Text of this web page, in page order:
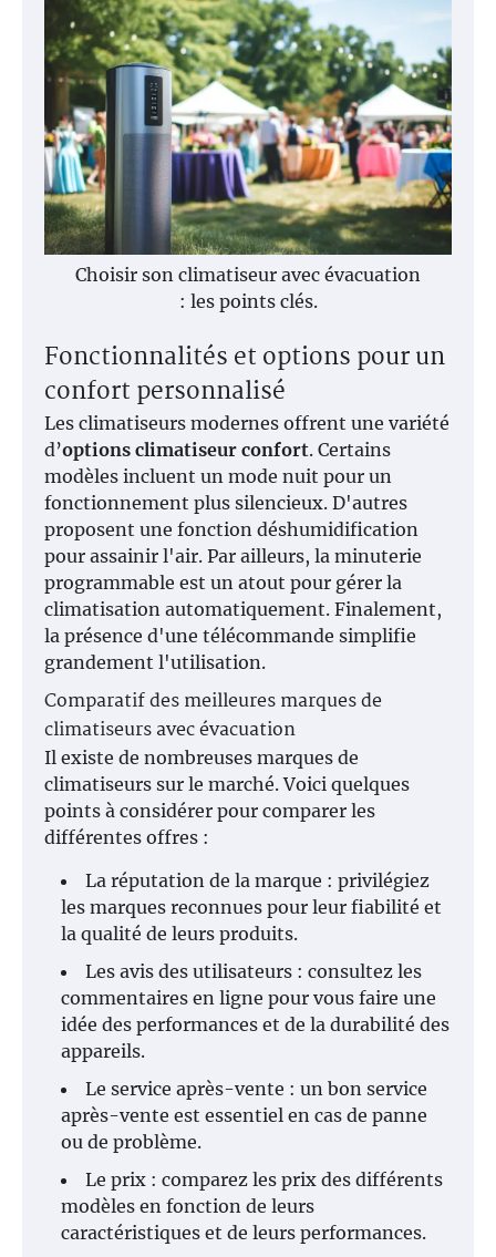
Choisir son climatiseur avec évacuation
: les points clés.
Fonctionnalités et options pour un
confort personnalisé
Les climatiseurs modernes offrent une variété
d’options climatiseur confort. Certains
modèles incluent un mode nuit pour un
fonctionnement plus silencieux. D'autres
proposent une fonction déshumidification
pour assainir l'air. Par ailleurs, la minuterie
programmable est un atout pour gérer la
climatisation automatiquement. Finalement,
la présence d'une télécommande simplifie
grandement l'utilisation.
Comparatif des meilleures marques de
climatiseurs avec évacuation
Il existe de nombreuses marques de
climatiseurs sur le marché. Voici quelques
points à considérer pour comparer les
différentes offres :
La réputation de la marque : privilégiez
les marques reconnues pour leur fiabilité et
la qualité de leurs produits.
Les avis des utilisateurs : consultez les
commentaires en ligne pour vous faire une
idée des performances et de la durabilité des
appareils.
Le service après-vente : un bon service
après-vente est essentiel en cas de panne
ou de problème.
Le prix : comparez les prix des différents
modèles en fonction de leurs
caractéristiques et de leurs performances.